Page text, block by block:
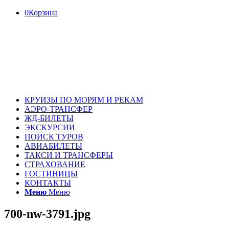
0Корзина
КРУИЗЫ ПО МОРЯМ И РЕКАМ
АЭРО-ТРАНСФЕР
ЖД-БИЛЕТЫ
ЭКСКУРСИИ
ПОИСК ТУРОВ
АВИАБИЛЕТЫ
ТАКСИ И ТРАНСФЕРЫ
СТРАХОВАНИЕ
ГОСТИНИЦЫ
КОНТАКТЫ
Меню Меню
700-nw-3791.jpg